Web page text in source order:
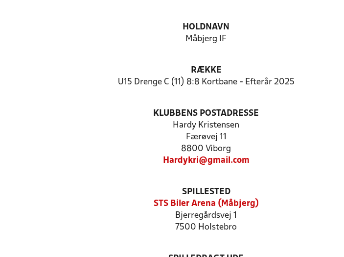
HOLDNAVN
Måbjerg IF
RÆKKE
U15 Drenge C (11) 8:8 Kortbane - Efterår 2025
KLUBBENS POSTADRESSE
Hardy Kristensen
Færøvej 11
8800 Viborg
Hardykri@gmail.com
SPILLESTED
STS Biler Arena (Måbjerg)
Bjerregårdsvej 1
7500 Holstebro